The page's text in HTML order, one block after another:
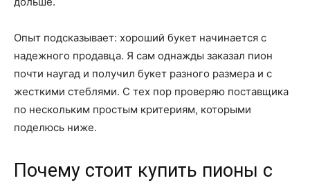
Опыт подсказывает: хороший букет начинается с
надежного продавца. Я сам однажды заказал пион
почти наугад и получил букет разного размера и с
жесткими стеблями. С тех пор проверяю поставщика
по нескольким простым критериям, которыми
поделюсь ниже.
Почему стоит купить пионы с